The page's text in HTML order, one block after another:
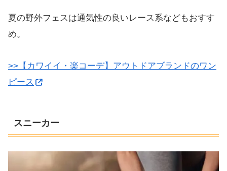
夏の野外フェスは通気性の良いレース系などもおすす
め。
>>【カワイイ・楽コーデ】アウトドアブランドのワン
ピース
スニーカー